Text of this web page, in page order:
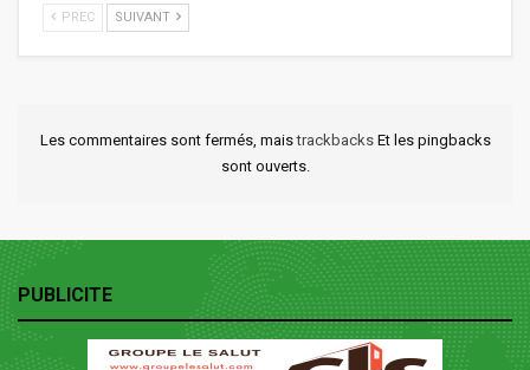
PREC SUIVANT
Les commentaires sont fermés, maistrackbacks Et les pingbacks
sont ouverts.
PUBLICITE